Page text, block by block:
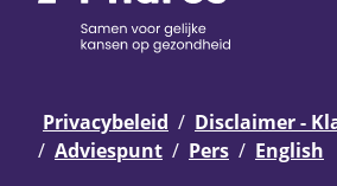
Privacybeleid
Disclaimer -
Adviespunt
Pers English